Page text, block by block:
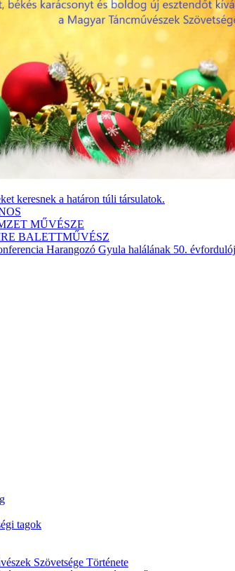
keresnek a határon túli társulatok.
MŰVÉSZE
BALETTMŰVÉSZ
Harangozó Gyula halálának 50.
tagok
Szövetsége Története